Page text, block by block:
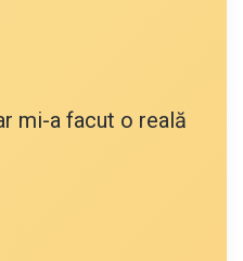
mi-a facut o reală